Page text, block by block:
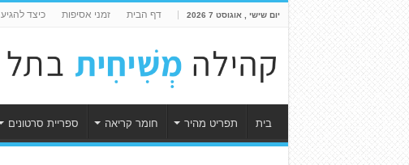
יום שישי , אוגוסט 7 2026 דף הבית זמני אסיפות כיצד להגיע
בית תפריט מהיר חומר קריאה ספריית סרטונים